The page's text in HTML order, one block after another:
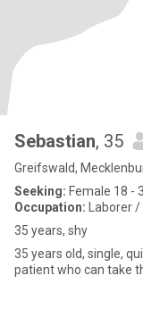
Sebastian, 35
Greifswald,
Seeking: Female 18 -
Occupation: Laborer
35 years, shy
35 years old, single,
patient who can take